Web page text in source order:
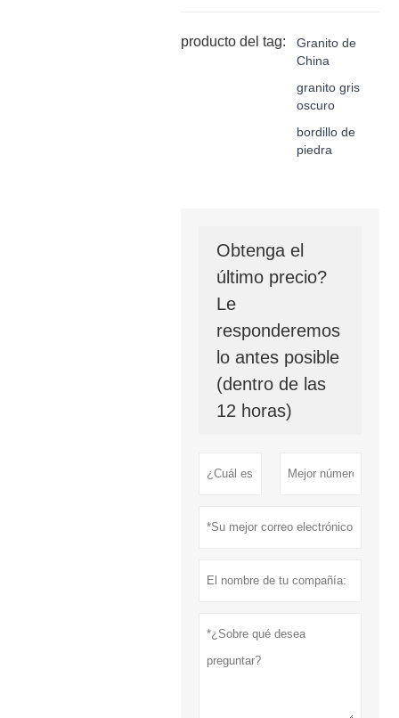
producto del tag:
Granito de
China
granito gris
oscuro
bordillo de
piedra
Obtenga el
último precio?
Le
responderemos
lo antes posible
(dentro de las
12 horas)